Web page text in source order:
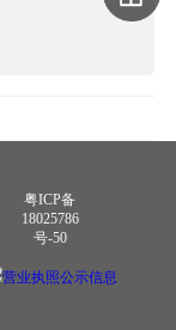
粤ICP备
18025786
号-50
营业执照公示信息